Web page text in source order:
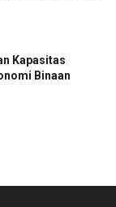
Kapasitas
Binaan